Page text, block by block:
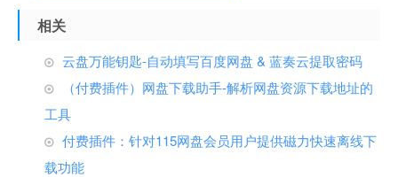
相关
云盘万能钥匙-自动填写百度网盘 & 蓝奏云提取密码
（付费插件）网盘下载助手-解析网盘资源下载地址的
工具
付费插件：针对115网盘会员用户提供磁力快速离线下
载功能